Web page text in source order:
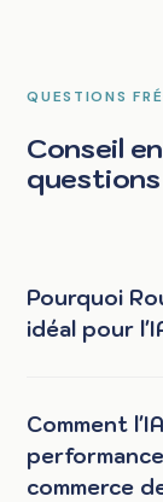
QUESTIONS
Conseil
questions
Pourquoi
idéal pour
Comment
commerce